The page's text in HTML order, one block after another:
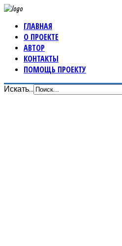
ГЛАВНАЯ
О ПРОЕКТЕ
АВТОР
КОНТАКТЫ
ПОМОЩЬ ПРОЕКТУ
Искать...